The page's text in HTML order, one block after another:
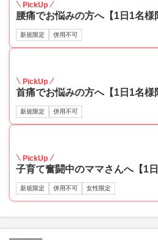
PickUp
腰痛でお悩みの方へ【1日1名様
新規限定 併用不可
PickUp
首痛でお悩みの方へ【1日1名様
新規限定 併用不可
PickUp
子育て奮闘中のママさんへ【1日
新規限定 併用不可 女性限定